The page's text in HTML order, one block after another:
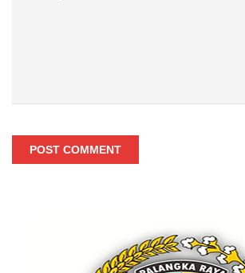
POST COMMENT